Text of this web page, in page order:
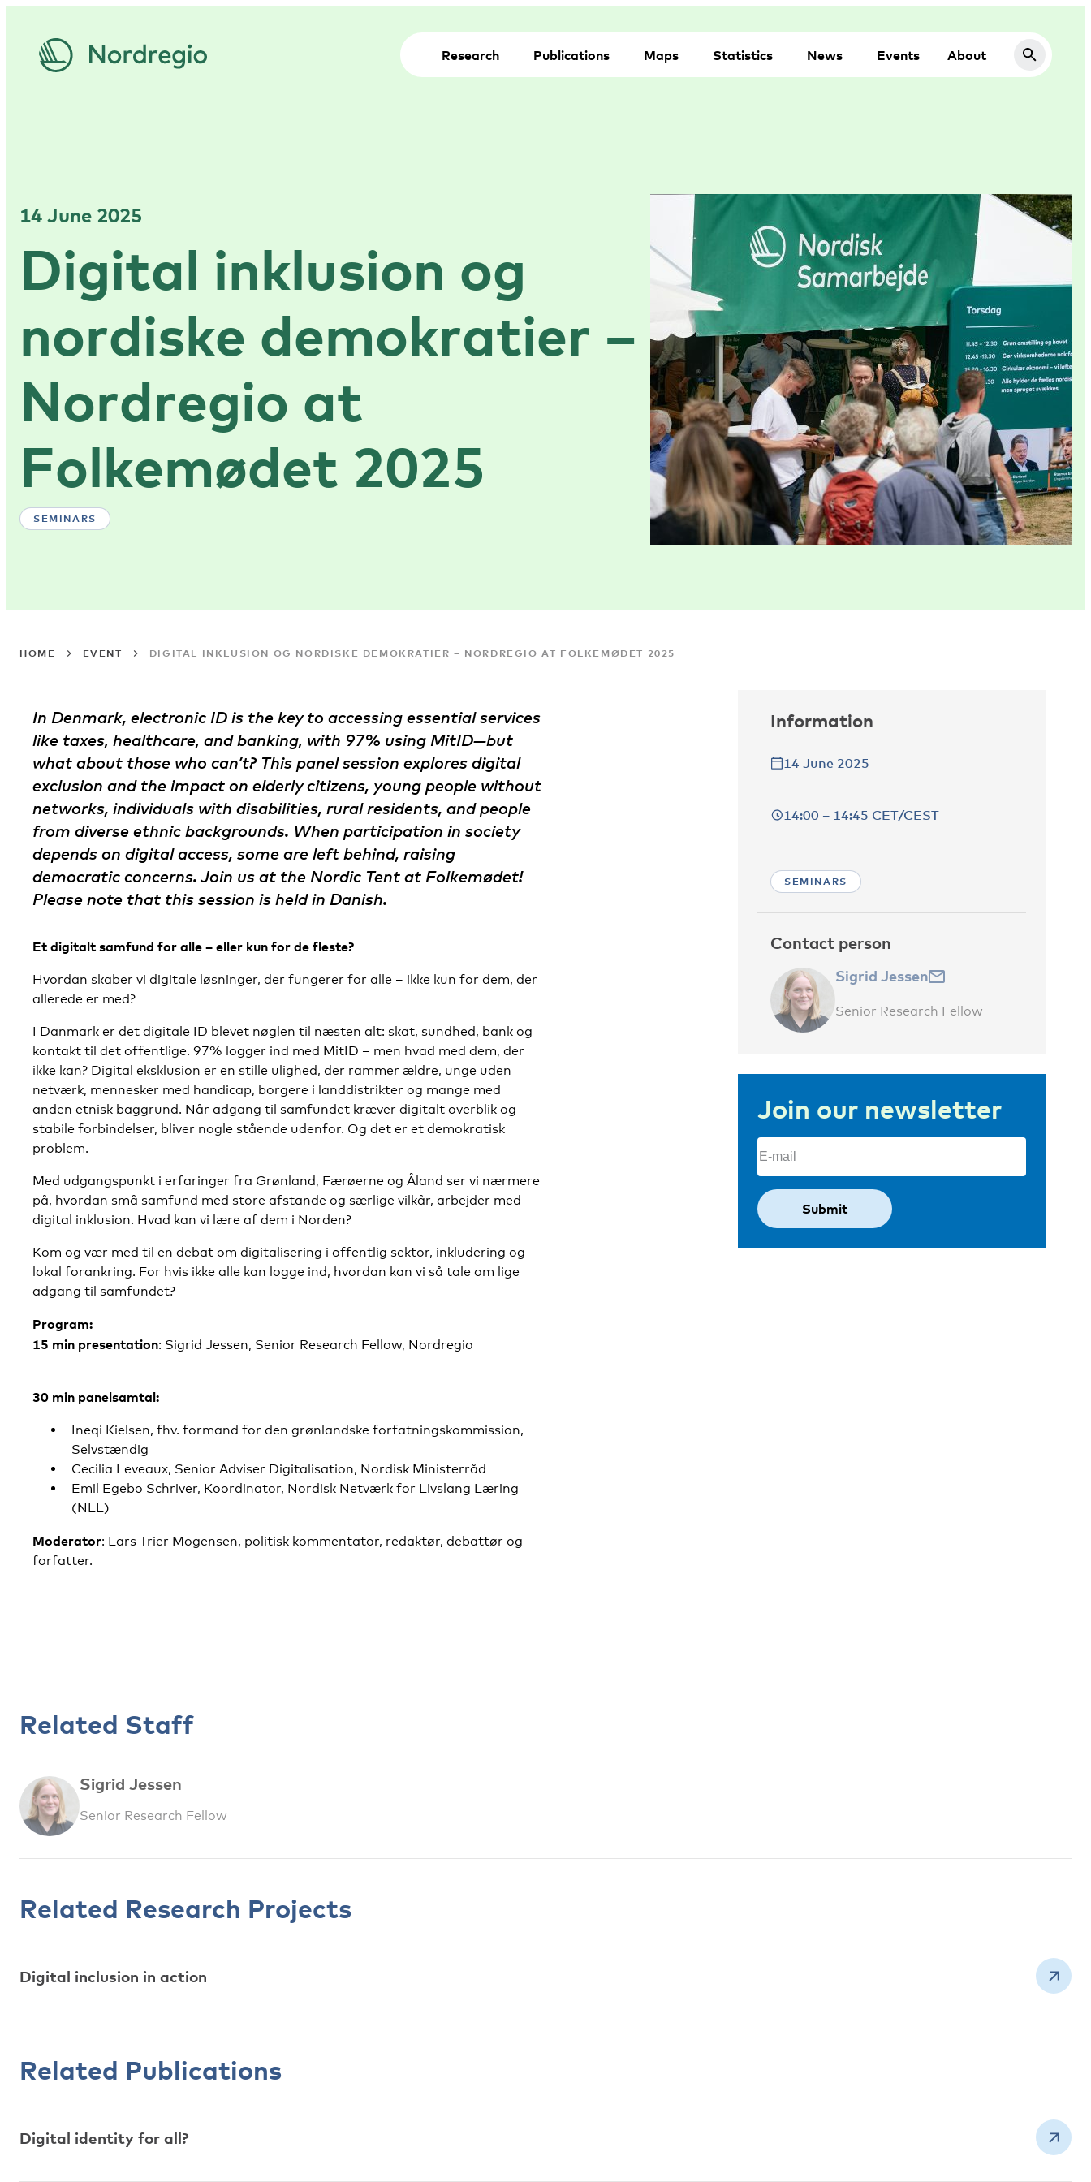
Research Publications Maps Statistics News Events About
14 June 2025
Digital inklusion og
nordiske demokratier –
Nordregio at
Folkemødet 2025
SEMINARS
HOME EVENT DIGITAL INKLUSION OG NORDISKE DEMOKRATIER – NORDREGIO AT FOLKEMØDET 2025
In Denmark, electronic ID is the key to accessing essential services
like taxes, healthcare, and banking, with 97% using MitID—but
what about those who can’t? This panel session explores digital
exclusion and the impact on elderly citizens, young people without
networks, individuals with disabilities, rural residents, and people
from diverse ethnic backgrounds. When participation in society
depends on digital access, some are left behind, raising
democratic concerns. Join us at the Nordic Tent at Folkemødet!
Please note that this session is held in Danish.
Et digitalt samfund for alle – eller kun for de fleste?
Hvordan skaber vi digitale løsninger, der fungerer for alle – ikke kun for dem, der
allerede er med?
I Danmark er det digitale ID blevet nøglen til næsten alt: skat, sundhed, bank og
kontakt til det offentlige. 97% logger ind med MitID – men hvad med dem, der
ikke kan? Digital eksklusion er en stille ulighed, der rammer ældre, unge uden
netværk, mennesker med handicap, borgere i landdistrikter og mange med
anden etnisk baggrund. Når adgang til samfundet kræver digitalt overblik og
stabile forbindelser, bliver nogle stående udenfor. Og det er et demokratisk
problem.
Med udgangspunkt i erfaringer fra Grønland, Færøerne og Åland ser vi nærmere
på, hvordan små samfund med store afstande og særlige vilkår, arbejder med
digital inklusion. Hvad kan vi lære af dem i Norden?
Kom og vær med til en debat om digitalisering i offentlig sektor, inkludering og
lokal forankring. For hvis ikke alle kan logge ind, hvordan kan vi så tale om lige
adgang til samfundet?
Program:
15 min presentation: Sigrid Jessen, Senior Research Fellow, Nordregio
30 min panelsamtal:
Ineqi Kielsen, fhv. formand for den grønlandske forfatningskommission,
Selvstændig
Cecilia Leveaux, Senior Adviser Digitalisation, Nordisk Ministerråd
Emil Egebo Schriver, Koordinator, Nordisk Netværk for Livslang Læring
(NLL)
Moderator: Lars Trier Mogensen, politisk kommentator, redaktør, debattør og
forfatter.
Information
14 June 2025
14:00 – 14:45 CET/CEST
SEMINARS
Contact person
Sigrid Jessen
Senior Research Fellow
Join our newsletter
Email
Related Staff
Sigrid Jessen
Senior Research Fellow
Related Research Projects
Digital inclusion in action
Related Publications
Digital identity for all?